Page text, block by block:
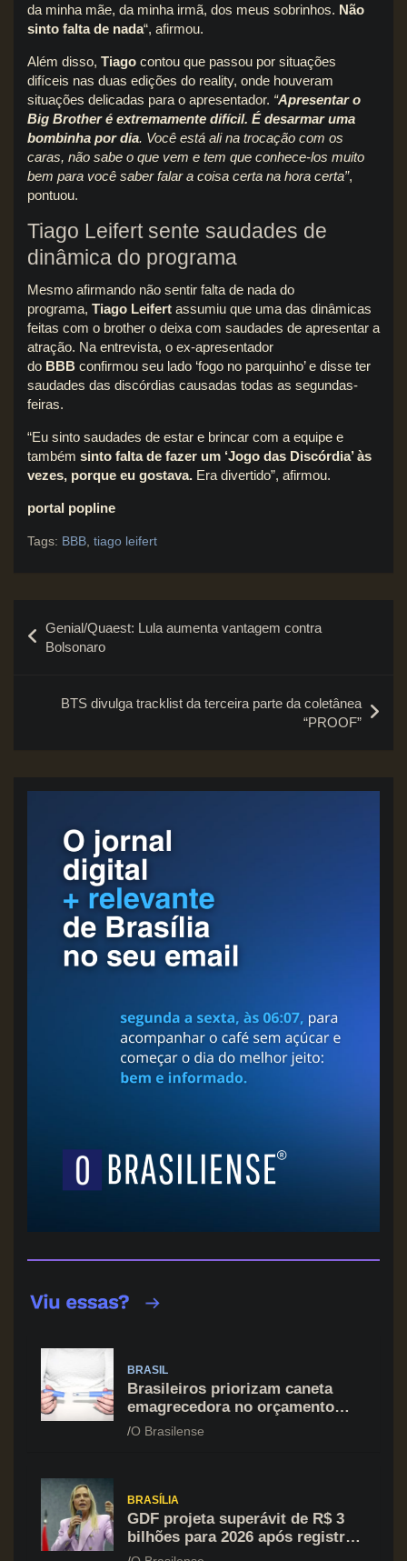
da minha mãe, da minha irmã, dos meus sobrinhos. Não
sinto falta de nada“, afirmou.
Além disso, Tiago contou que passou por situações
difíceis nas duas edições do reality, onde houveram
situações delicadas para o apresentador. “Apresentar o
Big Brother é extremamente difícil. É desarmar uma
bombinha por dia. Você está ali na trocação com os
caras, não sabe o que vem e tem que conhece-los muito
bem para você saber falar a coisa certa na hora certa”,
pontuou.
Tiago Leifert sente saudades de
dinâmica do programa
Mesmo afirmando não sentir falta de nada do
programa, Tiago Leifert assumiu que uma das dinâmicas
feitas com o brother o deixa com saudades de apresentar a
atração. Na entrevista, o ex-apresentador
do BBB confirmou seu lado ‘fogo no parquinho’ e disse ter
saudades das discórdias causadas todas as segundas-
feiras.
“Eu sinto saudades de estar e brincar com a equipe e
também sinto falta de fazer um ‘Jogo das Discórdia’ às
vezes, porque eu gostava. Era divertido”, afirmou.
portal popline
Tags: BBB tiago leifert
de
Genial/Quaest: Lula aumenta vantagem contra
Bolsonaro
BTS divulga tracklist da terceira parte da coletânea
“PROOF”
BRASIL
Brasileiros priorizam caneta
emagrecedora no orçamento
mesmo em situação de aperto
O Brasilense
BRASÍLIA
GDF projeta superávit de R$ 3
bilhões para 2026 após registrar
recuo no déficit